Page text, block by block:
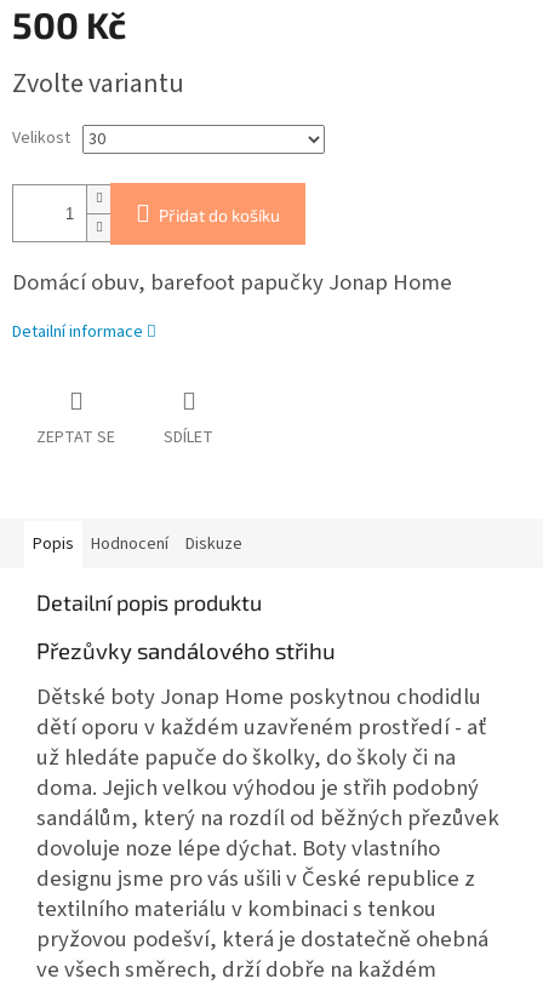
500 Kč
cena:
Zvolte variantu
Velikost
Přidat do košíku
Domácí obuv, barefoot papučky Jonap Home
Detailní informace
ZEPTAT SE SDÍLET
Popis Hodnocení Diskuze
Detailní popis produktu
Přezůvky sandálového střihu
Dětské boty Jonap Home poskytnou chodidlu
dětí oporu v každém uzavřeném prostředí - ať
už hledáte papuče do školky, do školy či na
doma. Jejich velkou výhodou je střih podobný
sandálům, který na rozdíl od běžných přezůvek
dovoluje noze lépe dýchat. Boty vlastního
designu jsme pro vás ušili v České republice z
textilního materiálu v kombinaci s tenkou
pryžovou podešví, která je dostatečně ohebná
ve všech směrech, drží dobře na každém